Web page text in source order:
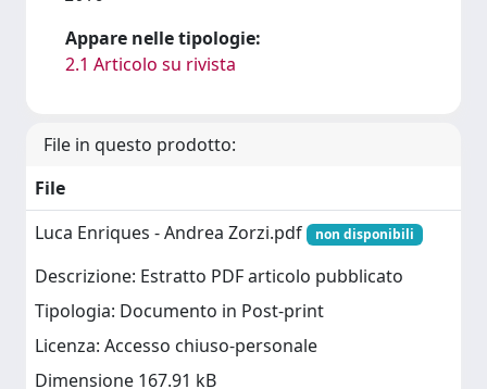
Appare nelle tipologie:
2.1 Articolo su rivista
File in questo prodotto:
File
Luca Enriques - Andrea Zorzi.pdf
non disponibili
Descrizione: Estratto PDF articolo pubblicato
Tipologia: Documento in Post-print
Licenza: Accesso chiuso-personale
Dimensione 167.91 kB